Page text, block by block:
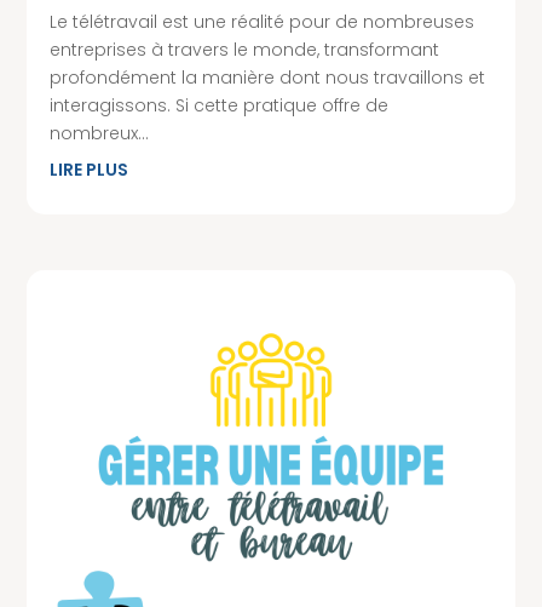
Le télétravail est une réalité pour de nombreuses
entreprises à travers le monde, transformant
profondément la manière dont nous travaillons et
interagissons. Si cette pratique offre de
nombreux...
LIRE PLUS